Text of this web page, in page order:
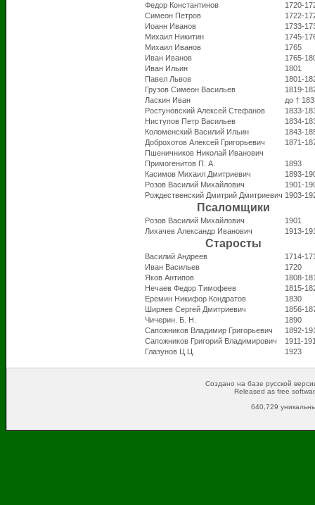
Федор Константинов
1720-
Симеон Петров
1722-
Иоанн Иванов
1733-
Михаил Никитин
1745-
Михаил Иванов
1765
Иван Иванов
1765-
Иван Ильин
1801
Павел Львов
1801-
Грузов Симеон Васильев
1819-
Ласкин Иван
до †
Ростуновский Алексей Стефанов
1833-
Ниступов Петр Васильев
1834-
Коломенский Василий Ильин
1843-
Доброхотов Алексей Григорьевич
1871-
Пшеничников Николай Иванович
Примогенитов П. А.
1893
Касимов Михаил Дмитриевич
1893-
Розов Василий Михайлович
1901-
Рождественский Дмитрий Дмитриевич 1903-
Псаломщики
Розов Василий Михайлович
1901
Лихачев Александр Иванович
1913-
Старосты
Василий Андреев
1714-
Иван Васильев
1720
Яков Антипов
1808-
Нечаев Федор Тимофеев
1815-
Еремин Никифор Кондратов
1830
Ширяев Сергей Дмитриевич
1856-
Чичерин. Б. Н.
1890
Сапожников Владимир Григорьевич
1892-
Сапожников Григорий Владимирович
1911-
Глазунов Ц.Ц.
1923
Создано на базе русской
Released as free
640,729